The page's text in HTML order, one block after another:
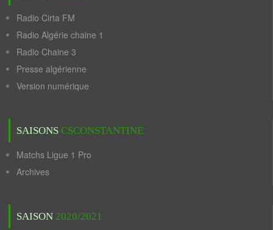
Radio Cirta FM
Radio Algérie chaine 1
Radio Chaine 3
Presse algérienne
Version numérique
SAISONS CSCONSTANTINE
Matchs Ligue 1 Pro
Archives
SAISON 2020/2021